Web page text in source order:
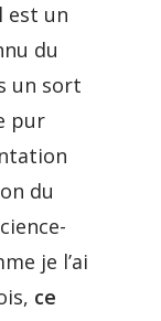
est un
du
un sort
pur
du
je l’ai
ce